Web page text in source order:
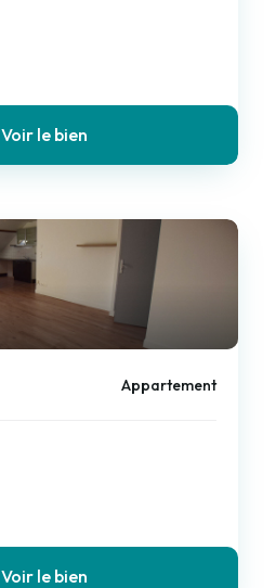
Voir le bien
Appartement
Voir le bien